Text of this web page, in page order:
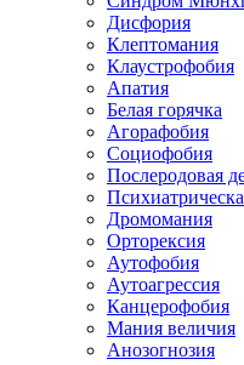
Дисфория
Клептомания
Клаустрофобия
Апатия
Белая горячка
Агорафобия
Социофобия
Послеродовая
Дромомания
Орторексия
Аутофобия
Аутоагрессия
Канцерофобия
Мания величия
Анозогнозия